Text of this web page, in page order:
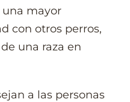
mayor
con otros perros,
una raza en
a las personas